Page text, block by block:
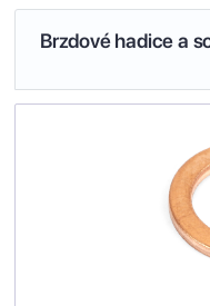
Brzdové hadice a